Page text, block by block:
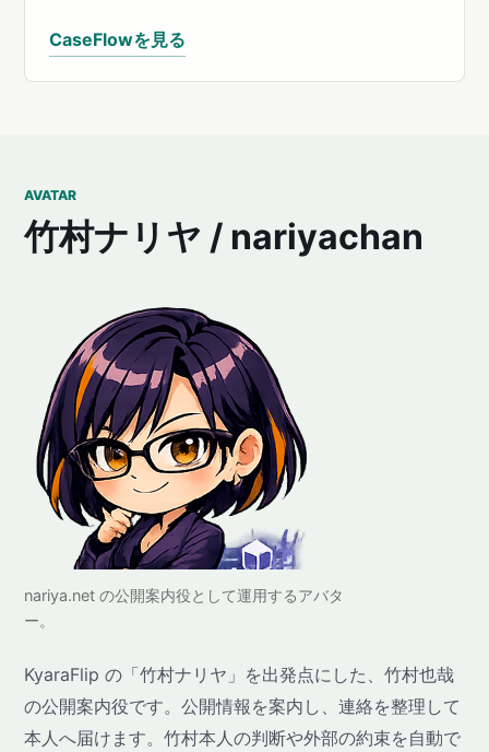
CaseFlowを見る
AVATAR
竹村ナリヤ / nariyachan
nariya.net の公開案内役として運用するアバタ
ー。
KyaraFlip の「竹村ナリヤ」を出発点にした、竹村也哉
の公開案内役です。公開情報を案内し、連絡を整理して
本人へ届けます。竹村本人の判断や外部の約束を自動で